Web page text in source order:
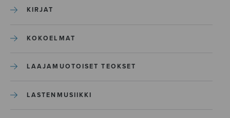
KIRJAT
KOKOELMAT
LAAJAMUOTOISET TEOKSET
LASTENMUSIIKKI